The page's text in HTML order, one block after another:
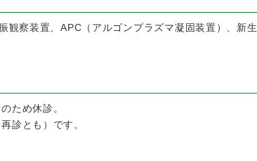
観察装置、APC（アルゴンプラズマ凝固装置）、新生
ため休診。
診とも）です。